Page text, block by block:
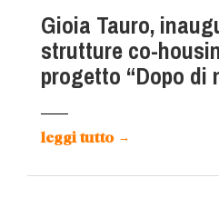
Gioia Tauro,
strutture co-
progetto “Dopo di
leggi tutto →